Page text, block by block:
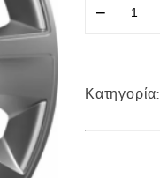
−
Κατηγορία: